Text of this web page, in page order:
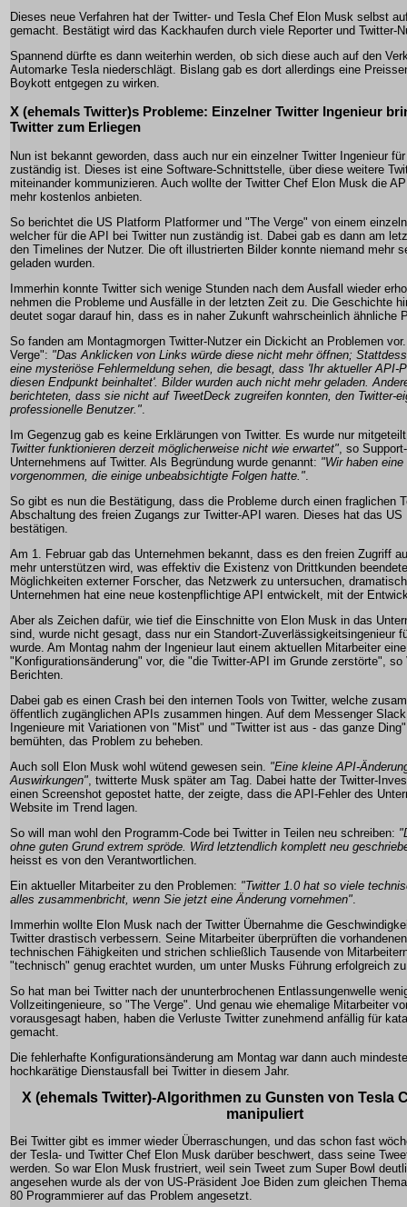
Dieses neue Verfahren hat der Twitter- und Tesla Chef Elon Musk selbst
gemacht. Bestätigt wird das Kackhaufen durch viele Reporter und Twitter-
Spannend dürfte es dann weiterhin werden, ob sich diese auch auf den
Automarke Tesla niederschlägt. Bislang gab es dort allerdings eine
Boykott entgegen zu wirken.
X (ehemals Twitter)s Probleme: Einzelner Twitter Ingenieur
Twitter zum Erliegen
Nun ist bekannt geworden, dass auch nur ein einzelner Twitter Ingenieur
zuständig ist. Dieses ist eine Software-Schnittstelle, über diese weitere
miteinander kommunizieren. Auch wollte der Twitter Chef Elon Musk die
mehr kostenlos anbieten.
So berichtet die US Platform Platformer und "The Verge" von einem
welcher für die API bei Twitter nun zuständig ist. Dabei gab es dann am
den Timelines der Nutzer. Die oft illustrierten Bilder konnte niemand mehr
geladen wurden.
Immerhin konnte Twitter sich wenige Stunden nach dem Ausfall wieder
nehmen die Probleme und Ausfälle in der letzten Zeit zu. Die Geschichte
deutet sogar darauf hin, dass es in naher Zukunft wahrscheinlich ähnliche
So fanden am Montagmorgen Twitter-Nutzer ein Dickicht an Problemen
Verge": "Das Anklicken von Links würde diese nicht mehr öffnen;
eine mysteriöse Fehlermeldung sehen, die besagt, dass 'Ihr aktueller API-
diesen Endpunkt beinhaltet'. Bilder wurden auch nicht mehr geladen.
berichteten, dass sie nicht auf TweetDeck zugreifen konnten, den Twitter-
professionelle Benutzer."
Im Gegenzug gab es keine Erklärungen von Twitter. Es wurde nur
Twitter funktionieren derzeit möglicherweise nicht wie erwartet" , so
Unternehmens auf Twitter. Als Begründung wurde genannt: "Wir haben
vorgenommen, die einige unbeabsichtigte Folgen hatte."
So gibt es nun die Bestätigung, dass die Probleme durch einen fraglichen
Abschaltung des freien Zugangs zur Twitter-API waren. Dieses hat das
bestätigen.
Am 1. Februar gab das Unternehmen bekannt, dass es den freien Zugriff
mehr unterstützen wird, was effektiv die Existenz von Drittkunden
Möglichkeiten externer Forscher, das Netzwerk zu untersuchen,
Unternehmen hat eine neue kostenpflichtige API entwickelt, mit der
Aber als Zeichen dafür, wie tief die Einschnitte von Elon Musk in das
sind, wurde nicht gesagt, dass nur ein Standort-Zuverlässigkeitsingenieur
wurde. Am Montag nahm der Ingenieur laut einem aktuellen Mitarbeiter eine
"Konfigurationsänderung" vor, die "die Twitter-API im Grunde zerstörte", so
Berichten.
Dabei gab es einen Crash bei den internen Tools von Twitter, welche
öffentlich zugänglichen APIs zusammen hingen. Auf dem Messenger
Ingenieure mit Variationen von "Mist" und "Twitter ist aus - das ganze
bemühten, das Problem zu beheben.
Auch soll Elon Musk wohl wütend gewesen sein. "Eine kleine API-
Auswirkungen" , twitterte Musk später am Tag. Dabei hatte der Twitter-
einen Screenshot gepostet hatte, der zeigte, dass die API-Fehler des
Website im Trend lagen.
So will man wohl den Programm-Code bei Twitter in Teilen neu schreiben:
ohne guten Grund extrem spröde. Wird letztendlich komplett neu
heisst es von den Verantwortlichen.
Ein aktueller Mitarbeiter zu den Problemen: "Twitter 1.0 hat so viele
alles zusammenbricht, wenn Sie jetzt eine Änderung vornehmen"
Immerhin wollte Elon Musk nach der Twitter Übernahme die
Twitter drastisch verbessern. Seine Mitarbeiter überprüften die
technischen Fähigkeiten und strichen schließlich Tausende von
"technisch" genug erachtet wurden, um unter Musks Führung erfolgreich
So hat man bei Twitter nach der ununterbrochenen Entlassungenwelle
Vollzeitingenieure, so "The Verge". Und genau wie ehemalige Mitarbeiter
vorausgesagt haben, haben die Verluste Twitter zunehmend anfällig für
gemacht.
Die fehlerhafte Konfigurationsänderung am Montag war dann auch
hochkarätige Dienstausfall bei Twitter in diesem Jahr.
X (ehemals Twitter)-Algorithmen zu Gunsten von Tesla
manipuliert
Bei Twitter gibt es immer wieder Überraschungen, und das schon fast
der Tesla- und Twitter Chef Elon Musk darüber beschwert, dass seine
werden. So war Elon Musk frustriert, weil sein Tweet zum Super Bowl
angesehen wurde als der von US-Präsident Joe Biden zum gleichen
80 Programmierer auf das Problem angesetzt.